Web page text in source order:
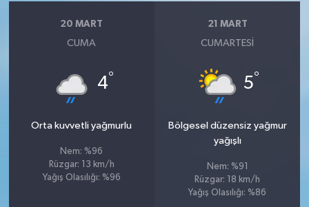
20 MART
CUMA
4°
Orta kuvvetli yağmurlu
Nem: %96
Rüzgar: 13 km/h
Yağış Olasılığı: %96
21 MART
CUMARTESI
5°
Bölgesel düzensiz yağmur
yağışlı
Nem: %91
Rüzgar: 18 km/h
Yağış Olasılığı: %86